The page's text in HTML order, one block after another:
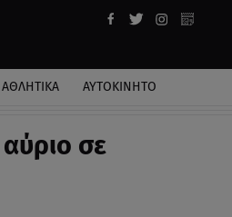
ΑΘΛΗΤΙΚΑ ΑΥΤΟΚΙΝΗΤΟ
σε